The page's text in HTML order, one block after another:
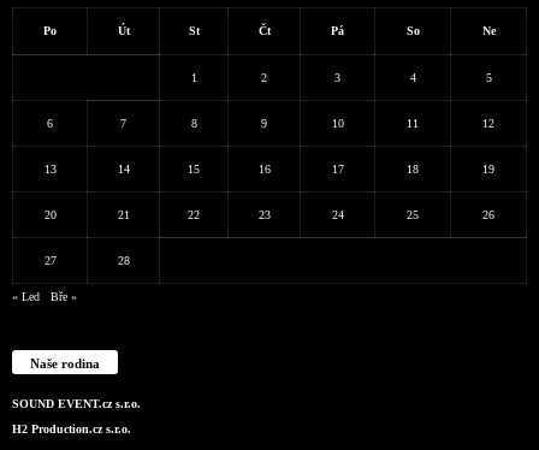
Po Út St Čt Pá So Ne
1 2 3 4 5
6 7 8 9 10 11 12
13 14 15 16 17 18 19
20 21 22 23 24 25 26
27 28
« Led Bře »
Naše rodina
SOUND EVENT.cz s.r.o.
H2 Production.cz s.r.o.